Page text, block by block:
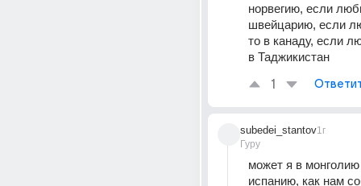
норвегию, если
швейцарию, если
то в канаду, если
в Таджикистан
1
subedei_stantov
Гуру
1г
может я в
испанию, как нам